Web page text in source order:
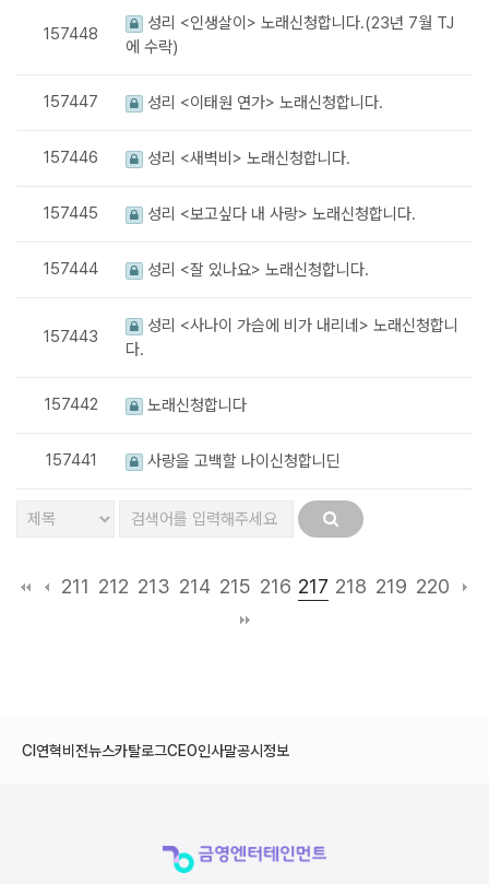
157448
성리 <인생살이> 노래신청합니다.(23년 7월 TJ
에 수락)
157447 성리 <이태원 연가> 노래신청합니다.
157446 성리 <새벽비> 노래신청합니다.
157445 성리 <보고싶다 내 사랑> 노래신청합니다.
157444 성리 <잘 있나요> 노래신청합니다.
157443
성리 <사나이 가슴에 비가 내리네> 노래신청합니
다.
157442 노래신청합니다
157441 사랑을 고백할 나이신청합니딘
211 212 213 214 215 216 217 218 219 220
CI 연혁비전뉴스카탈로그CEO인사말공시정보